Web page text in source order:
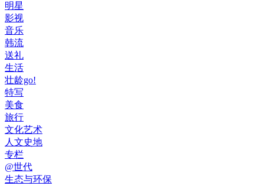
明星
影视
音乐
韩流
送礼
生活
壮龄go!
特写
美食
旅行
文化艺术
人文史地
专栏
@世代
生态与环保